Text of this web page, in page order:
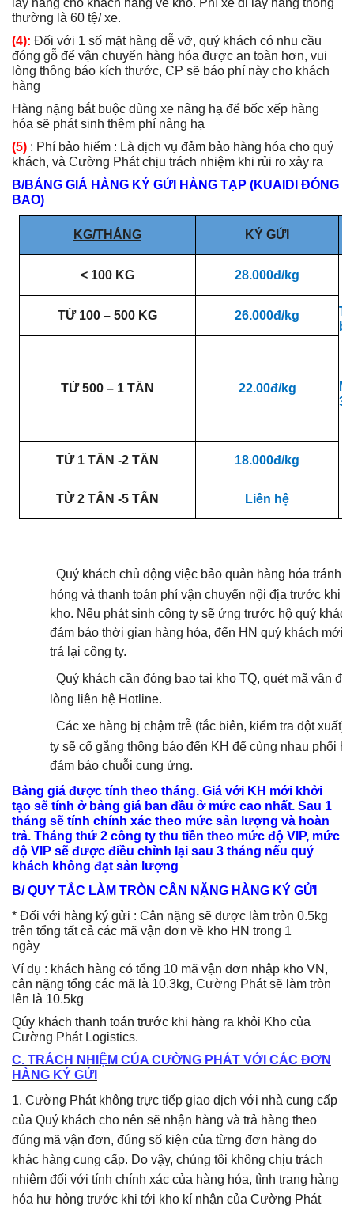
lấy hàng cho khách hàng về kho. Phí xe đi lấy hàng thông
thường là 60 tệ/ xe.
(4): Đối với 1 số mặt hàng dễ vỡ, quý khách có nhu cầu
đóng gỗ để vận chuyển hàng hóa được an toàn hơn, vui
lòng thông báo kích thước, CP sẽ báo phí này cho khách
hàng
Hàng nặng bắt buộc dùng xe nâng hạ để bốc xếp hàng
hóa sẽ phát sinh thêm phí nâng hạ
(5) : Phí bảo hiểm : Là dịch vụ đảm bảo hàng hóa cho quý
khách, và Cường Phát chịu trách nhiệm khi rủi ro xảy ra
B/BẢNG GIÁ HÀNG KÝ GỬI HÀNG TẠP (KUAIDI ĐÓNG
BAO)
KG/THÁNG KÝ GỬI
< 100 KG 28.000đ/kg
TỪ 100 – 500 KG 26.000đ/kg
TỪ 500 – 1 TẤN 22.00đ/kg
TỪ 1 TẤN -2 TẤN 18.000đ/kg
TỪ 2 TẤN -5 TẤN Liên hệ
Quý khách chủ động việc bảo quản hàng hóa tránh
hỏng và thanh toán phí vận chuyển nội địa trước khi
kho. Nếu phát sinh công ty sẽ ứng trước hộ quý
đảm bảo thời gian hàng hóa, đến HN quý khách mới
trả lại công ty.
Quý khách cần đóng bao tại kho TQ, quét mã vận
lòng liên hệ Hotline.
Các xe hàng bị chậm trễ (tắc biên, kiểm tra đột xuất)
ty sẽ cố gắng thông báo đến KH để cùng nhau phối
đảm bảo chuỗi cung ứng.
Bảng giá được tính theo tháng. Giá với KH mới khởi
tạo sẽ tính ở bảng giá ban đầu ở mức cao nhất. Sau 1
tháng sẽ tính chính xác theo mức sản lượng và hoàn
trả. Tháng thứ 2 công ty thu tiền theo mức độ VIP, mức
độ VIP sẽ được điều chỉnh lại sau 3 tháng nếu quý
khách không đạt sản lượng
B/ QUY TẮC LÀM TRÒN CÂN NẶNG HÀNG KÝ GỬI
* Đối với hàng ký gửi : Cân nặng sẽ được làm tròn 0.5kg
trên tổng tất cả các mã vận đơn về kho HN trong 1
Ví dụ : khách hàng có tổng 10 mã vận đơn nhập kho VN,
cân nặng tổng các mã là 10.3kg, Cường Phát sẽ làm tròn
lên là 10.5kg
Qúy khách thanh toán trước khi hàng ra khỏi Kho của
Cường Phát Logistics.
C. TRÁCH NHIỆM CỦA CƯỜNG PHÁT VỚI CÁC ĐƠN
HÀNG KÝ GỬI
1. Cường Phát không trực tiếp giao dịch với nhà cung cấp
của Quý khách cho nên sẽ nhận hàng và trả hàng theo
đúng mã vận đơn, đúng số kiện của từng đơn hàng do
khác hàng cung cấp. Do vậy, chúng tôi không chịu trách
nhiệm đối với tính chính xác của hàng hóa, tình trạng hàng
hóa hư hỏng trước khi tới kho kí nhận của Cường Phát